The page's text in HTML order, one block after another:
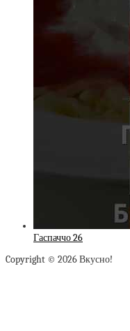
Гаспаччо 26
Copyright © 2026 Вкусно!